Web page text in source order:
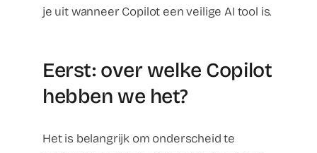
je uit wanneer Copilot een veilige AI tool is.
Eerst: over welke Copilot
hebben we het?
Het is belangrijk om onderscheid te